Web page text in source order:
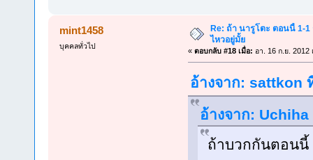
mint1458
บุคคลทั่วไป
Re: ถ้า นารูโตะ ตอนนี้ 1-
ไหวอยู่มั้ย
« ตอบกลับ #18 เมื่อ: อา. 16 ก.ย. 2012
อ้างจาก: sattkon
อ้างจาก: Uchiha
ถ้าบวกกันตอนนี้